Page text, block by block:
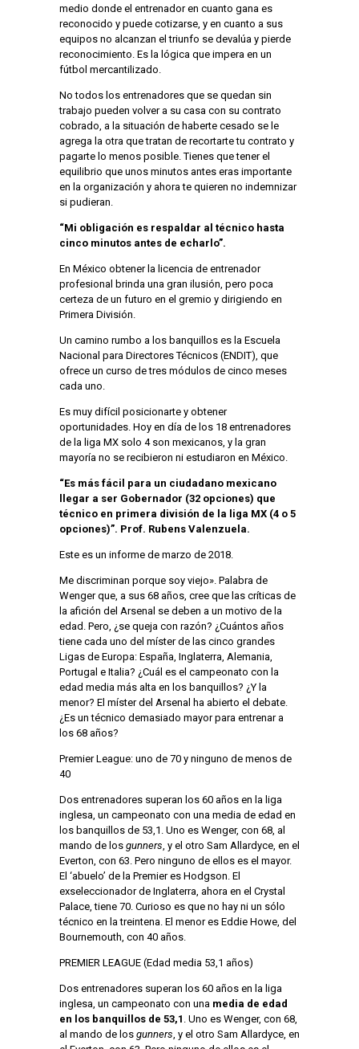
medio donde el entrenador en cuanto gana es
reconocido y puede cotizarse, y en cuanto a sus
equipos no alcanzan el triunfo se devalúa y pierde
reconocimiento. Es la lógica que impera en un
fútbol mercantilizado.
No todos los entrenadores que se quedan sin
trabajo pueden volver a su casa con su contrato
cobrado, a la situación de haberte cesado se le
agrega la otra que tratan de recortarte tu contrato y
pagarte lo menos posible. Tienes que tener el
equilibrio que unos minutos antes eras importante
en la organización y ahora te quieren no indemnizar
si pudieran.
“Mi obligación es respaldar al técnico hasta
cinco minutos antes de echarlo”.
En México obtener la licencia de entrenador
profesional brinda una gran ilusión, pero poca
certeza de un futuro en el gremio y dirigiendo en
Primera División.
Un camino rumbo a los banquillos es la Escuela
Nacional para Directores Técnicos (ENDIT), que
ofrece un curso de tres módulos de cinco meses
cada uno.
Es muy difícil posicionarte y obtener
oportunidades. Hoy en día de los 18 entrenadores
de la liga MX solo 4 son mexicanos, y la gran
mayoría no se recibieron ni estudiaron en México.
“Es más fácil para un ciudadano mexicano
llegar a ser Gobernador (32 opciones) que
técnico en primera división de la liga MX (4 o 5
opciones)”. Prof. Rubens Valenzuela.
Este es un informe de marzo de 2018.
Me discriminan porque soy viejo». Palabra de
Wengerque, a sus 68 años, cree que las críticas de
la afición del Arsenal se deben a un motivo de la
edad. Pero, ¿se queja con razón? ¿Cuántos años
tiene cada uno del míster de las cinco grandes
Ligas de Europa: España, Inglaterra, Alemania,
Portugal e Italia? ¿Cuál es el campeonato con la
edad media más alta en los banquillos? ¿Y la
menor? El míster del Arsenal ha abierto el debate.
¿Es un técnico demasiado mayor para entrenar a
los 68 años?
Premier League: uno de 70 y ninguno de menos de
40
Dos entrenadores superan los 60 años en la liga
inglesa, un campeonato con una media de edad en
los banquillos de 53,1. Uno es Wenger, con 68, al
mando de los gunners, y el otro Sam Allardyce, en el
Everton, con 63. Pero ninguno de ellos es el mayor.
El ‘abuelo’ de la Premier es Hodgson. El
exseleccionador de Inglaterra, ahora en el Crystal
Palace, tiene 70. Curioso es que no hay ni un sólo
técnico en la treintena. El menor es Eddie Howe, del
Bournemouth, con 40 años.
PREMIER LEAGUE (Edad media 53,1 años)
Dos entrenadores superan los 60 años en la liga
inglesa, un campeonato con una media de edad
en los banquillos de 53,1 . Uno es Wenger, con 68,
al mando de los gunners, y el otro Sam Allardyce, en